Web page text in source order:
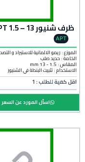
ظرف شنيور APT 1.5 – 13 مم – APT Chuck
APT
الموزع : ريمو الالمانية للاستيراد و
الخامة :حديد صلب
المقاس : 1.5 - 13 mm
الاستخدام : تثبيت البنطة في الشنيور
اقل كمية للطلب : 1
اسأل المورد عن السعر